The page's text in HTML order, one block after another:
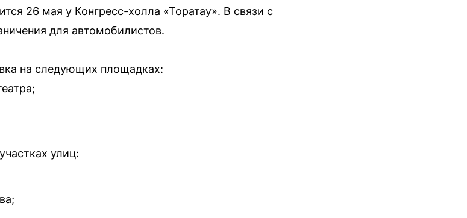
26 мая у Конгресс-холла «Торатау». В связи с
для автомобилистов.
на следующих площадках:
улиц: